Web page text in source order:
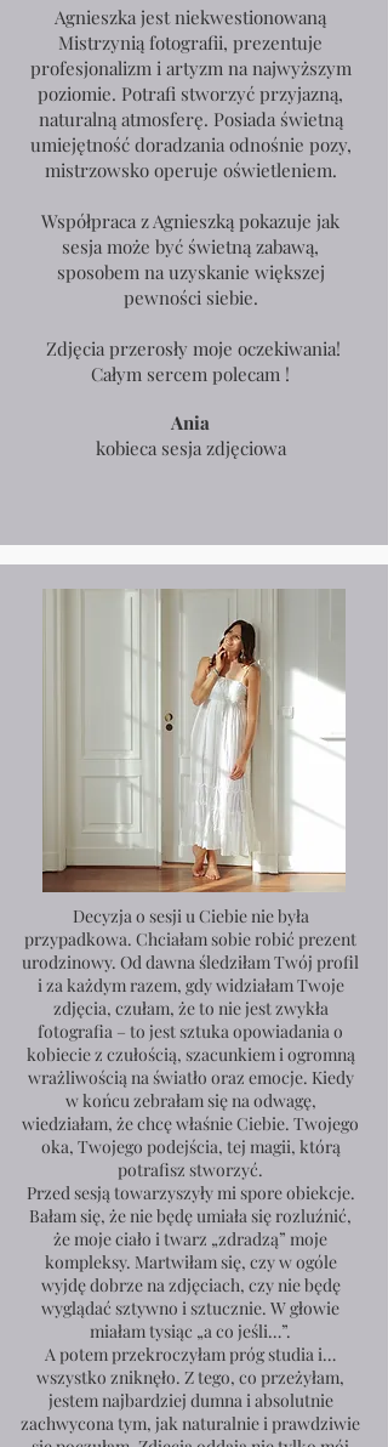
Agnieszka jest niekwestionowaną
Mistrzynią fotografii, prezentuje
profesjonalizm i artyzm na najwyższym
poziomie. Potrafi stworzyć przyjazną,
naturalną atmosferę. Posiada świetną
umiejętność doradzania odnośnie pozy,
mistrzowsko operuje oświetleniem.
Współpraca z Agnieszką pokazuje jak
sesja może być świetną zabawą,
sposobem na uzyskanie większej
pewności siebie.
Zdjęcia przerosły moje oczekiwania!
Całym sercem polecam !
Ania
kobieca sesja zdjęciowa
Decyzja o sesji u Ciebie nie była
przypadkowa. Chciałam sobie robić prezent
urodzinowy. Od dawna śledziłam Twój profil
i za każdym razem, gdy widziałam Twoje
zdjęcia, czułam, że to nie jest zwykła
fotografia – to jest sztuka opowiadania o
kobiecie z czułością, szacunkiem i ogromną
wrażliwością na światło oraz emocje. Kiedy
w końcu zebrałam się na odwagę,
wiedziałam, że chcę właśnie Ciebie. Twojego
oka, Twojego podejścia, tej magii, którą
potrafisz stworzyć.
Przed sesją towarzyszyły mi spore obiekcje.
Bałam się, że nie będę umiała się rozluźnić,
że moje ciało i twarz „zdradzą” moje
kompleksy. Martwiłam się, czy w ogóle
wyjdę dobrze na zdjęciach, czy nie będę
wyglądać sztywno i sztucznie. W głowie
miałam tysiąc „a co jeśli…”.
A potem przekroczyłam próg studia i…
wszystko zniknęło. Z tego, co przeżyłam,
jestem najbardziej dumna i absolutnie
zachwycona tym, jak naturalnie i prawdziwie